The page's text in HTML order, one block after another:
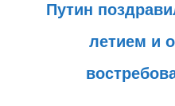
Путин
летием и